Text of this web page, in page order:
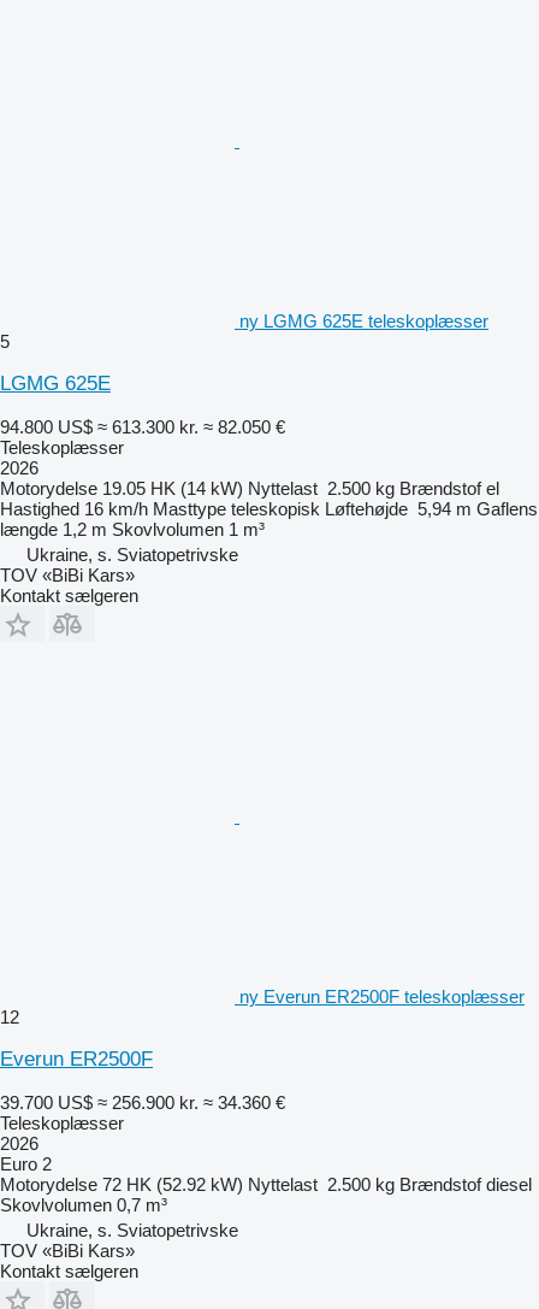
ny LGMG 625E teleskoplæsser
5
LGMG 625E
94.800 US$ ≈ 613.300 kr. ≈ 82.050 €
Teleskoplæsser
2026
Motorydelse 19.05 HK (14 kW) Nyttelast 2.500 kg Brændstof el
Hastighed 16 km/h Masttype teleskopisk Løftehøjde 5,94 m Gaflens
længde 1,2 m Skovlvolumen 1 m³
Ukraine, s. Sviatopetrivske
TOV «BiBi Kars»
Kontakt sælgeren
ny Everun ER2500F teleskoplæsser
12
Everun ER2500F
39.700 US$ ≈ 256.900 kr. ≈ 34.360 €
Teleskoplæsser
2026
Euro 2
Motorydelse 72 HK (52.92 kW) Nyttelast 2.500 kg Brændstof diesel
Skovlvolumen 0,7 m³
Ukraine, s. Sviatopetrivske
TOV «BiBi Kars»
Kontakt sælgeren